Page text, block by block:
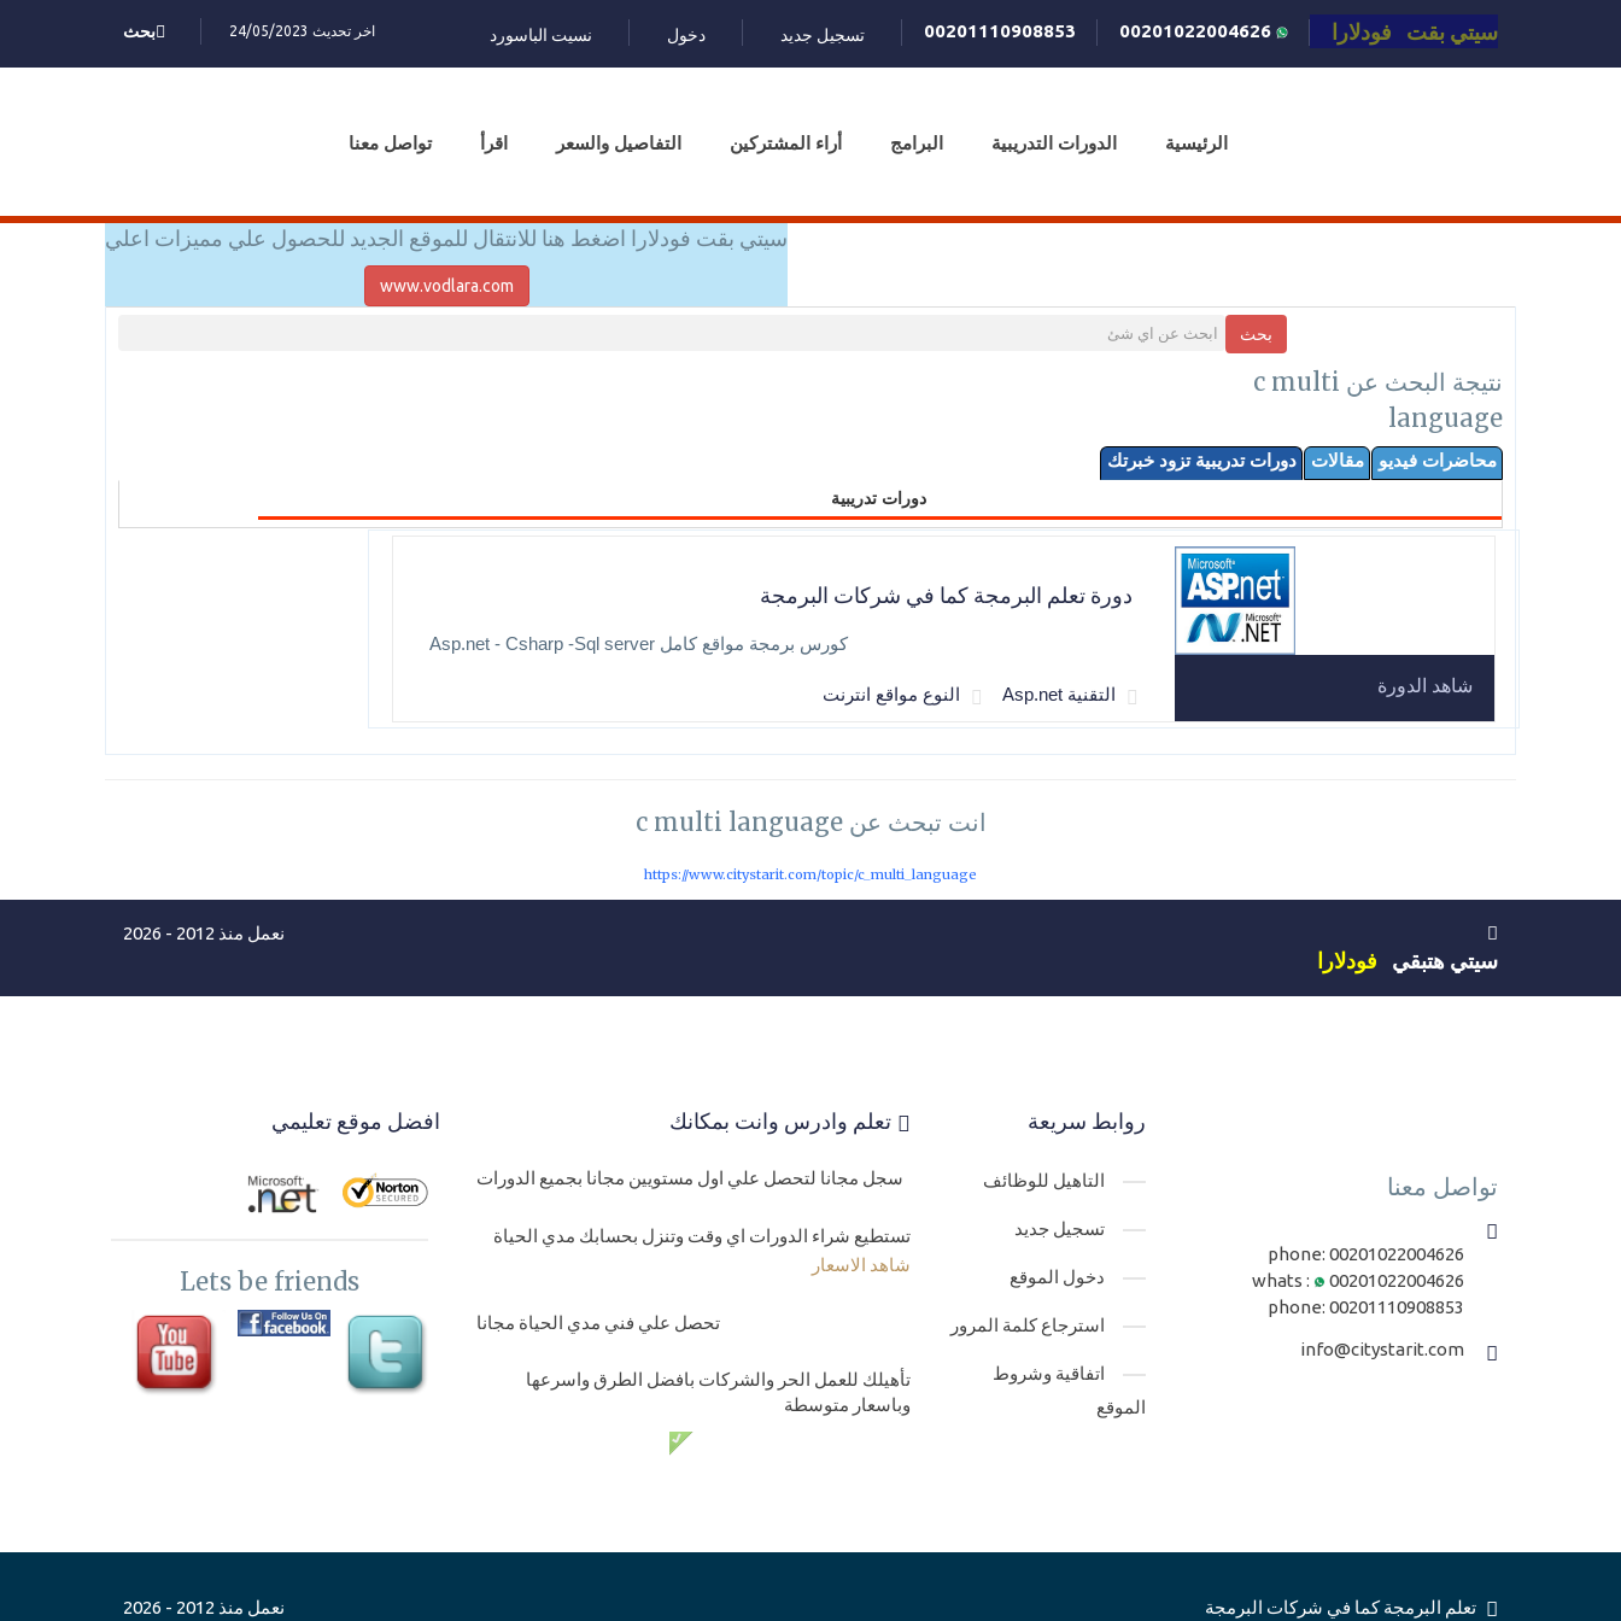
سيتي بقت فودلارا 00201110908853 تسجيل جديد دخول نسيت الباسورد اخر تحديث 24/05/2023 بحث
الرئيسية الدورات التدريبية البرامج أراء المشتركين التفاصيل والسعر اقرأ تواصل معنا
سيتي بقت فودلارا اضغط هنا للانتقال للموقع الجديد للحصول علي مميزات اعلي
www.vodlara.com
بحث
نتيجة البحث عن c multi
language
محاضرات فيديو مقالات دورات تدريبية تزود خبرتك
دورات تدريبية
شاهد الدورة
دورة تعلم البرمجة كما في شركات البرمجة
كورس برمجة مواقع كامل Asp.net - Csharp -Sql server
التقنية Asp.net النوع مواقع انترنت
انت تبحث عن c multi language
https://www.citystarit.com/topic/c_multi_language
نعمل منذ 2012 - 2026
سيتي هتبقي فودلارا
تواصل معنا
phone: 00201022004626
whats :
00201022004626
phone: 00201110908853
info@citystarit.com
روابط سريعة
التاهيل للوظائف
تسجيل جديد
دخول الموقع
استرجاع كلمة المرور
اتفاقية وشروط
الموقع
تعلم وادرس وانت بمكانك
سجل مجانا لتحصل علي اول مستويين مجانا بجميع الدورات
تستطيع شراء الدورات اي وقت وتنزل بحسابك مدي الحياة
شاهد الاسعار
تحصل علي فني مدي الحياة مجانا
تأهيلك للعمل الحر والشركات بافضل الطرق واسرعها
وباسعار متوسطة
افضل موقع تعليمي
Lets be friends
تعلم البرمجة كما في شركات البرمجة نعمل منذ 2012 - 2026